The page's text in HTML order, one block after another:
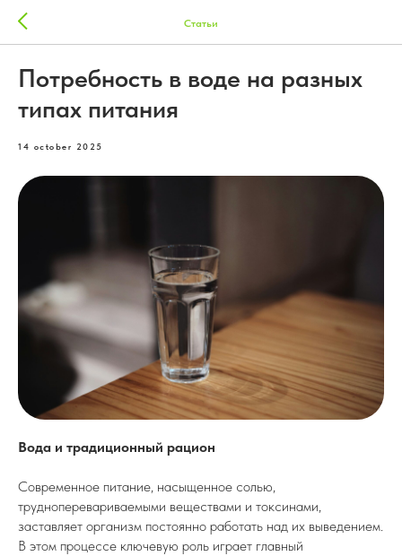
Статьи
Потребность в воде на разных
типах питания
14 october 2025
Вода и традиционный рацион
Современное питание, насыщенное солью,
трудноперевариваемыми веществами и токсинами,
заставляет организм постоянно работать над их выведением.
В этом процессе ключевую роль играет главный